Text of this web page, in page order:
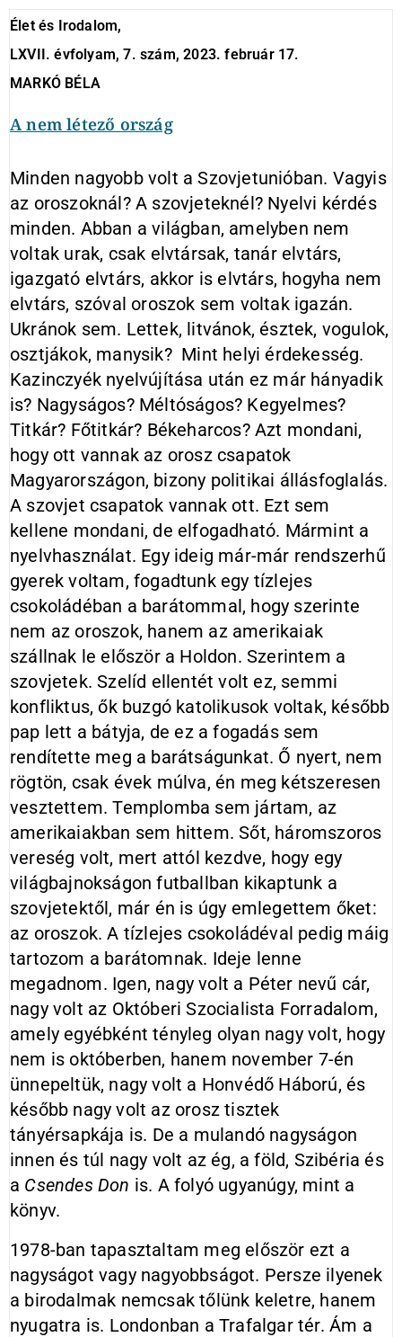
Élet és Irodalom,
LXVII. évfolyam, 7. szám, 2023. február 17.
MARKÓ BÉLA
A nem létező ország
Minden nagyobb volt a Szovjetunióban. Vagyis
az oroszoknál? A szovjeteknél? Nyelvi kérdés
minden. Abban a világban, amelyben nem
voltak urak, csak elvtársak, tanár elvtárs,
igazgató elvtárs, akkor is elvtárs, hogyha nem
elvtárs, szóval oroszok sem voltak igazán.
Ukránok sem. Lettek, litvánok, észtek, vogulok,
osztjákok, manysik? Mint helyi érdekesség.
Kazinczyék nyelvújítása után ez már hányadik
is? Nagyságos? Méltóságos? Kegyelmes?
Titkár? Főtitkár? Békeharcos? Azt mondani,
hogy ott vannak az orosz csapatok
Magyarországon, bizony politikai állásfoglalás.
A szovjet csapatok vannak ott. Ezt sem
kellene mondani, de elfogadható. Mármint a
nyelvhasználat. Egy ideig már-már rendszerhű
gyerek voltam, fogadtunk egy tízlejes
csokoládéban a barátommal, hogy szerinte
nem az oroszok, hanem az amerikaiak
szállnak le először a Holdon. Szerintem a
szovjetek. Szelíd ellentét volt ez, semmi
konfliktus, ők buzgó katolikusok voltak, később
pap lett a bátyja, de ez a fogadás sem
rendítette meg a barátságunkat. Ő nyert, nem
rögtön, csak évek múlva, én meg kétszeresen
vesztettem. Templomba sem jártam, az
amerikaiakban sem hittem. Sőt, háromszoros
vereség volt, mert attól kezdve, hogy egy
világbajnokságon futballban kikaptunk a
szovjetektől, már én is úgy emlegettem őket:
az oroszok. A tízlejes csokoládéval pedig máig
tartozom a barátomnak. Ideje lenne
megadnom. Igen, nagy volt a Péter nevű cár,
nagy volt az Októberi Szocialista Forradalom,
amely egyébként tényleg olyan nagy volt, hogy
nem is októberben, hanem november 7-én
ünnepeltük, nagy volt a Honvédő Háború, és
később nagy volt az orosz tisztek
tányérsapkája is. De a mulandó nagyságon
innen és túl nagy volt az ég, a föld, Szibéria és
a Csendes Don is. A folyó ugyanúgy, mint a
könyv.
1978-ban tapasztaltam meg először ezt a
nagyságot vagy nagyobbságot. Persze ilyenek
a birodalmak nemcsak tőlünk keletre, hanem
nyugatra is. Londonban a Trafalgar tér. Ám a